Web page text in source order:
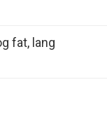
fat, lang